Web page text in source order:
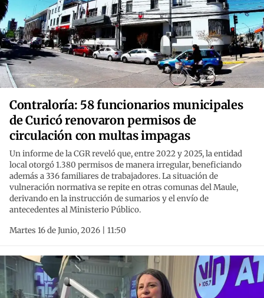
Contraloría: 58 funcionarios municipales
de Curicó renovaron permisos de
circulación con multas impagas
Un informe de la CGR reveló que, entre 2022 y 2025, la entidad
local otorgó 1.380 permisos de manera irregular, beneficiando
además a 336 familiares de trabajadores. La situación de
vulneración normativa se repite en otras comunas del Maule,
derivando en la instrucción de sumarios y el envío de
antecedentes al Ministerio Público.
Martes 16 de Junio, 2026 | 11:50